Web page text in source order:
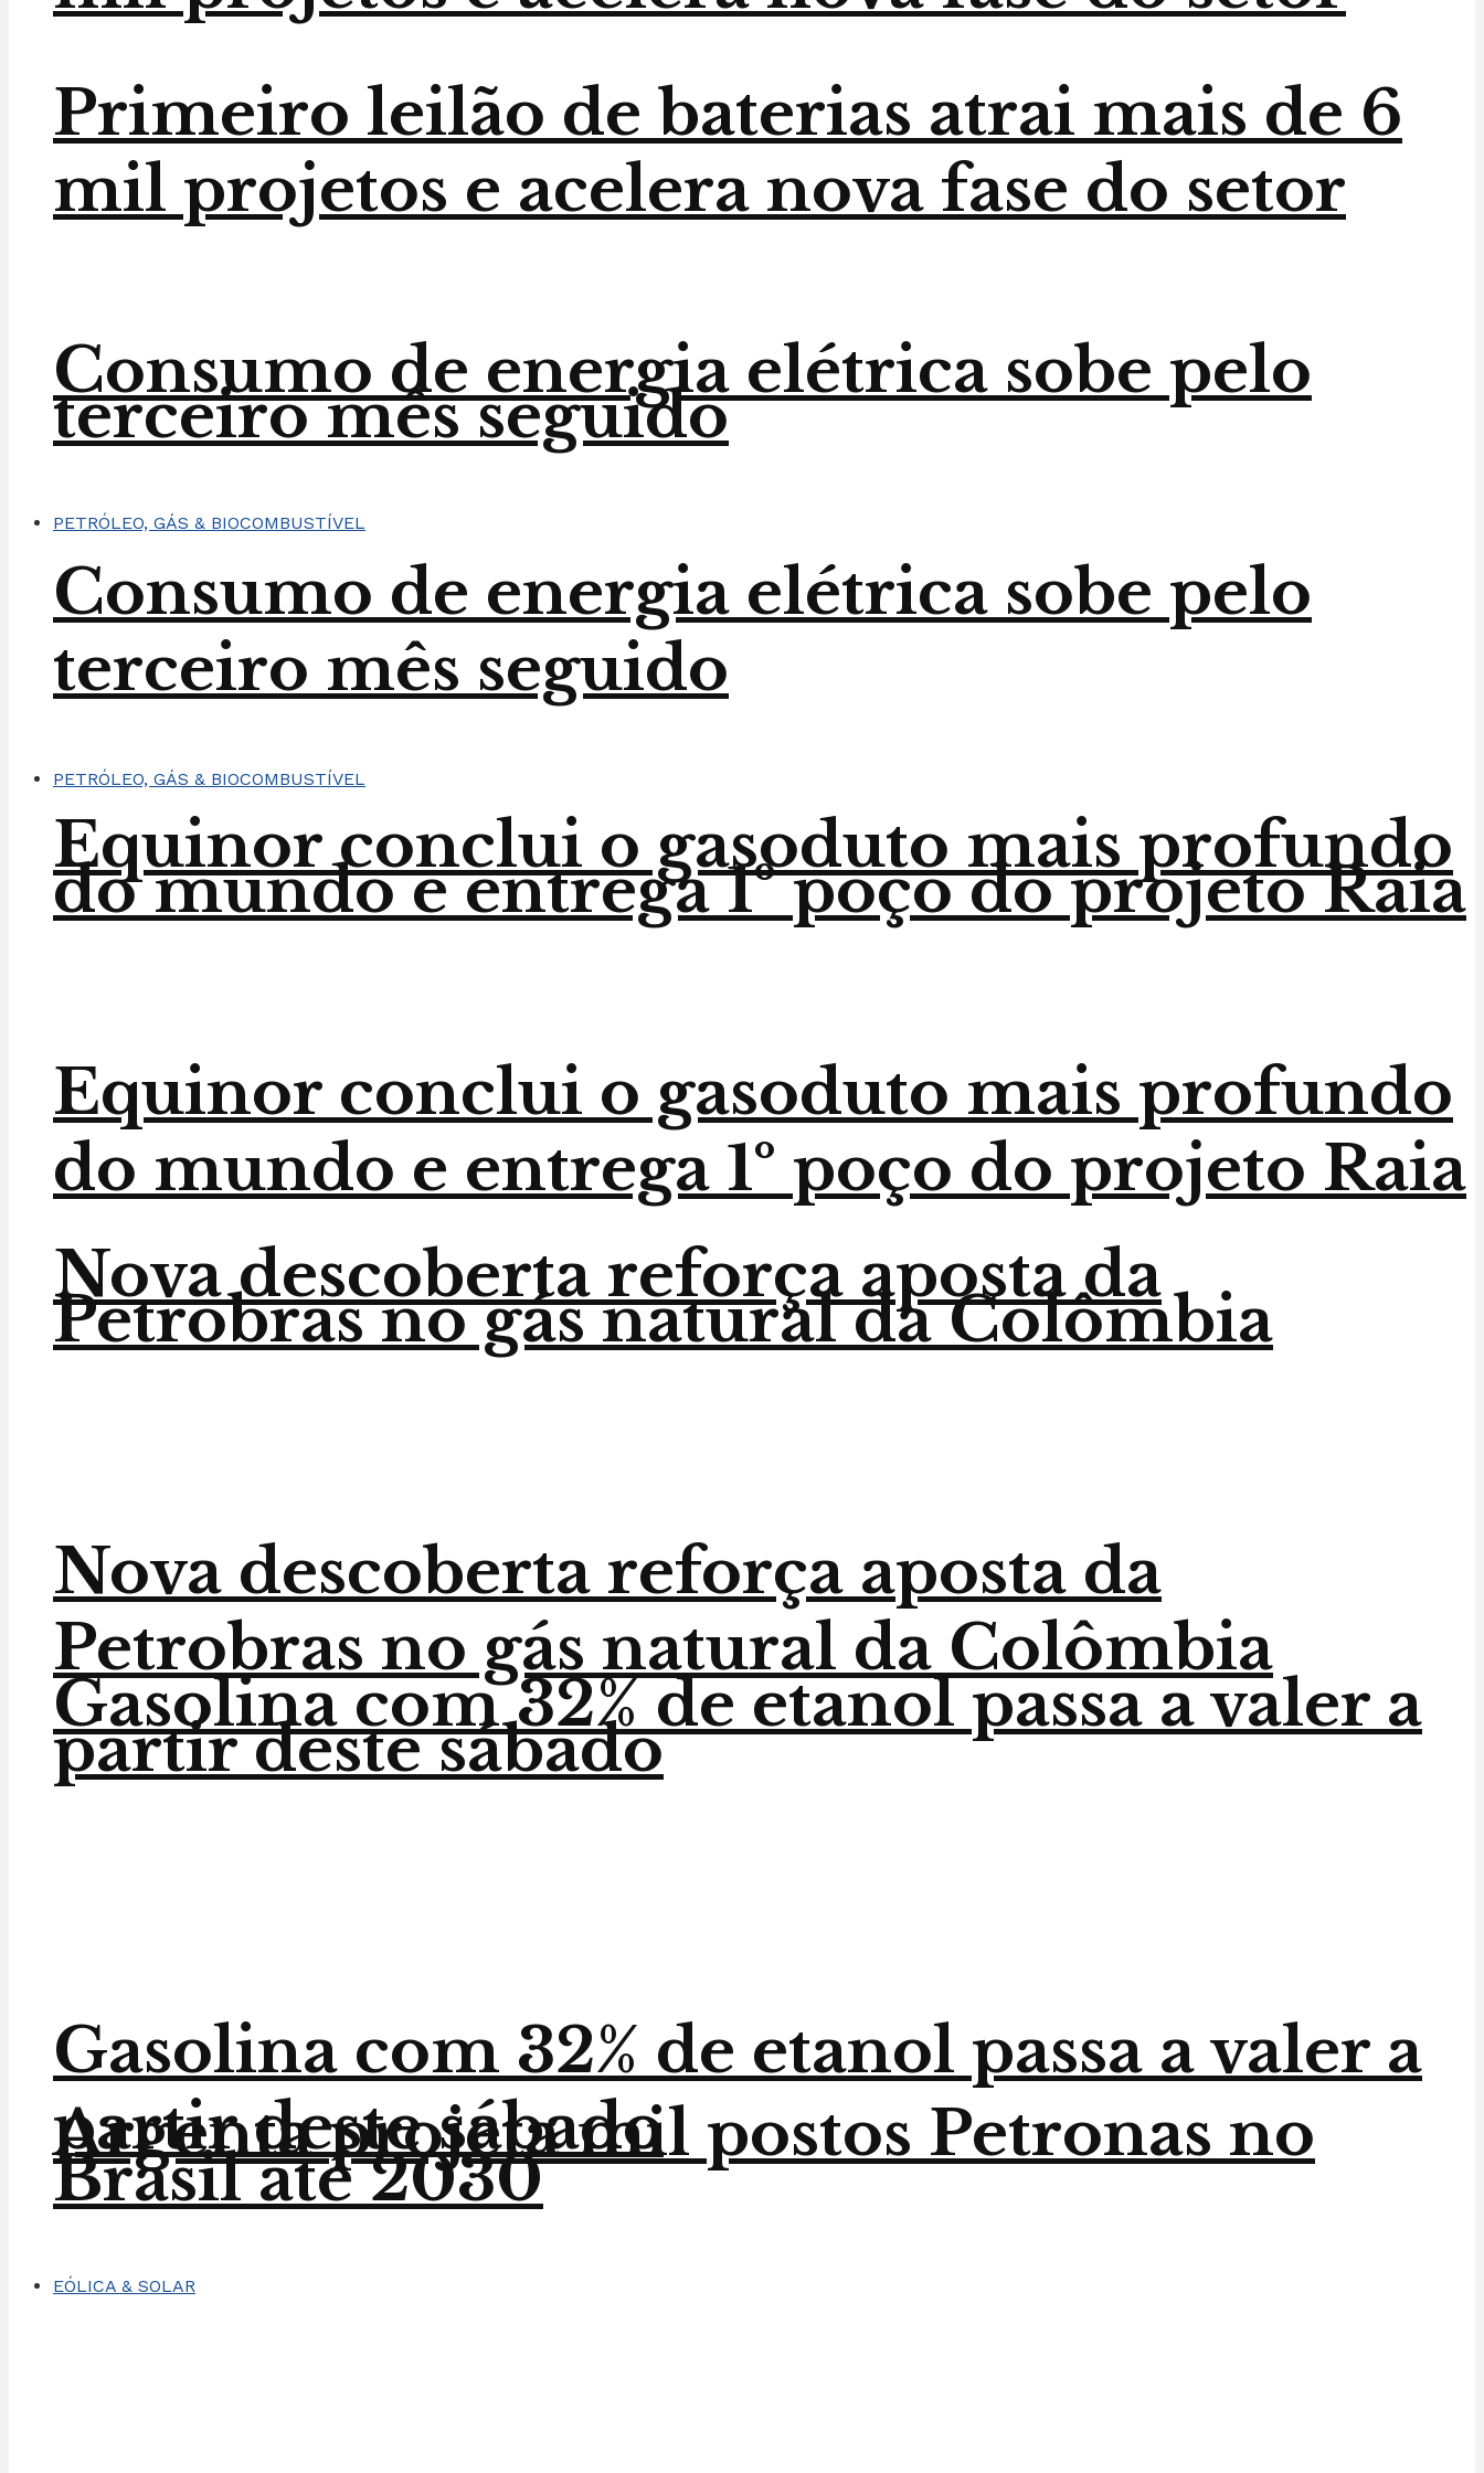
Consumo de energia elétrica sobe pelo
terceiro mês seguido
PETRÓLEO, GÁS & BIOCOMBUSTÍVEL
Equinor conclui o gasoduto mais profundo
do mundo e entrega 1º poço do projeto Raia
Nova descoberta reforça aposta da
Petrobras no gás natural da Colômbia
Gasolina com 32% de etanol passa a valer a
partir deste sábado
Argenta projeta mil postos Petronas no
Brasil até 2030
EÓLICA & SOLAR
Primeiro leilão de baterias atrai mais de 6
mil projetos e acelera nova fase do setor
Consumo de energia elétrica sobe pelo
terceiro mês seguido
PETRÓLEO, GÁS & BIOCOMBUSTÍVEL
Equinor conclui o gasoduto mais profundo
do mundo e entrega 1º poço do projeto Raia
Nova descoberta reforça aposta da
Petrobras no gás natural da Colômbia
Gasolina com 32% de etanol passa a valer a
partir deste sábado